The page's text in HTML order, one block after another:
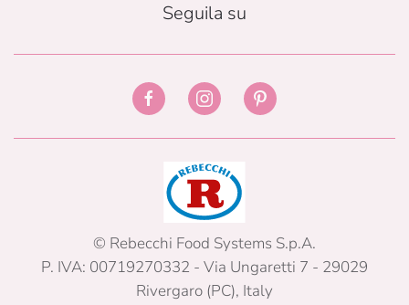
Seguila su
© Rebecchi Food Systems S.p.A.
P. IVA: 00719270332 - Via Ungaretti 7 - 29029
Rivergaro (PC), Italy